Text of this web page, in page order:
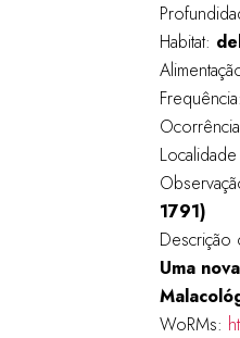
Habitat:
Frequência:
1791)
Descrição
Uma
WoRMs: